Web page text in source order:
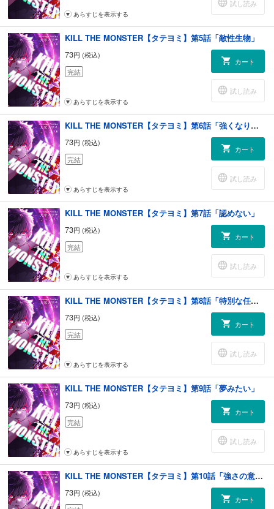
試し読み
あらすじを表示する
KILL THE MONSTER【タテヨミ】第5話「敵性生物」
73円 (税込)
完結
カート
試し読み
あらすじを表示する
KILL THE MONSTER【タテヨミ】第6話「強くなりたい」
73円 (税込)
完結
カート
試し読み
あらすじを表示する
KILL THE MONSTER【タテヨミ】第7話「認めない」
73円 (税込)
完結
カート
試し読み
あらすじを表示する
KILL THE MONSTER【タテヨミ】第8話「特別な任務」
73円 (税込)
完結
カート
試し読み
あらすじを表示する
KILL THE MONSTER【タテヨミ】第9話「夢みたい」
73円 (税込)
完結
カート
試し読み
あらすじを表示する
KILL THE MONSTER【タテヨミ】第10話「強さの意味」
73円 (税込)
カート